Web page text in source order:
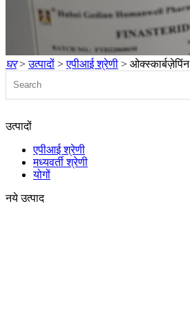
घर > उत्पादों >एपीआई श्रेणी > ओक्स्कार्बज़ेपिंन
उत्पादों
एपीआई श्रेणी
मध्यवर्ती श्रेणी
योगों
नये उत्पाद